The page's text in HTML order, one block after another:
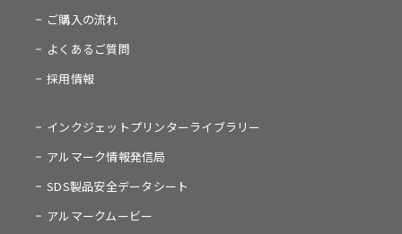
ご購入の流れ
よくあるご質問
採用情報
インクジェットプリンターライブラリー
アルマーク情報発信局
SDS製品安全データシート
アルマークムービー